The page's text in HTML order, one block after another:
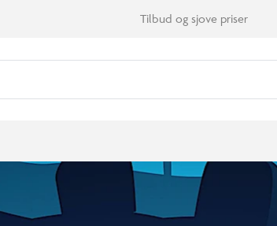
Tilbud og sjove priser